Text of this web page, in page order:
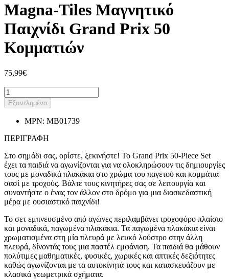
Magna-Tiles Μαγνητικό
Παιχνίδι Grand Prix 50
Κομματιών
75,99€
Εξαντλημένο
MPN: MB01739
ΠΕΡΙΓΡΑΦΗ
Στο σημάδι σας, ορίστε, ξεκινήστε! Το Grand Prix 50-Piece Set
έχει τα παιδιά να αγωνίζονται για να ολοκληρώσουν τις δημιουργίες
τους με μοναδικά πλακάκια στο χρώμα του παγετού και κομμάτια
σασί με τροχούς. Βάλτε τους κινητήρες σας σε λειτουργία και
συναντήστε ο ένας τον άλλον στο δρόμο για μια διασκεδαστική
μέρα με ουσιαστικό παιχνίδι!
Το σετ εμπνευσμένο από αγώνες περιλαμβάνει τροχοφόρο πλαίσιο
και μοναδικά, παγωμένα πλακάκια. Τα παγωμένα πλακάκια είναι
χρωματισμένα στη μία πλευρά με λευκό λούστρο στην άλλη
πλευρά, δίνοντάς τους μια παστέλ εμφάνιση. Τα παιδιά θα μάθουν
πολύτιμες μαθηματικές, φυσικές, χωρικές και απτικές δεξιότητες
καθώς αγωνίζονται με τα αυτοκίνητά τους και κατασκευάζουν με
κλασικά γεωμετρικά σχήματα.